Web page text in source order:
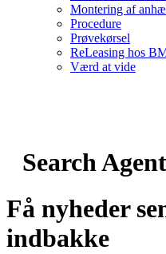
Montering af
Procedure
Prøvekørsel
ReLeasing hos
Værd at vide
Search
Få nyheder
indbakke